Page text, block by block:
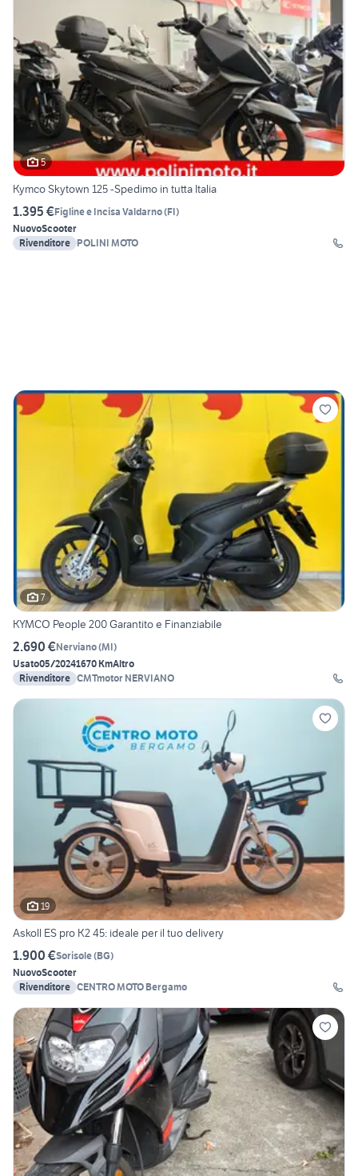
5
Kymco Skytown 125 -Spedimo in tutta Italia
1.395 €Figline e Incisa Valdarno(FI)
NuovoScooter
Rivenditore POLINI MOTO
7
KYMCO People 200 Garantito e Finanziabile
2.690 €Nerviano(MI)
Usato05/20241670 KmAltro
Rivenditore CMTmotor NERVIANO
19
Askoll ES pro K2 45: ideale per il tuo delivery
1.900 €Sorisole(BG)
NuovoScooter
Rivenditore CENTRO MOTO Bergamo